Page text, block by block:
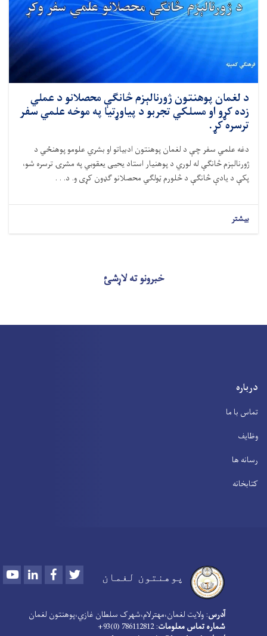
د لغمان پوهنتون ژورنالېزم څانګې محصلانو د عملي
زده کړو او مسلکي تجربو د پیاوړتیا په موخه علمي سفر
ترسره کړ.
دغه علمي سفر چې د لغمان پوهنتون ادبیاتو او بشري علومو پوهنځي د
ژورنالېزم څانګې له لوري د پوهنیار استاد یحیی یعقوبي په مشرۍ ترسره شو،
پکې د یادې څانګې د څلورم ټولګي محصلانو ګډون کړی و. د. . .
بیشتر
خبرونو ته لاړشئ
درباره
تماس با ما
وظایف
رسانه ها
کتابخانه
پوهنتون لغمان YoutubeLinkedInFacebook
آدرس: ولایت لغمان،مهترلام،شهرک سلطان غازي،پوهنتون لغمان
شماره تماس معلومات: 786112812 (0)93+